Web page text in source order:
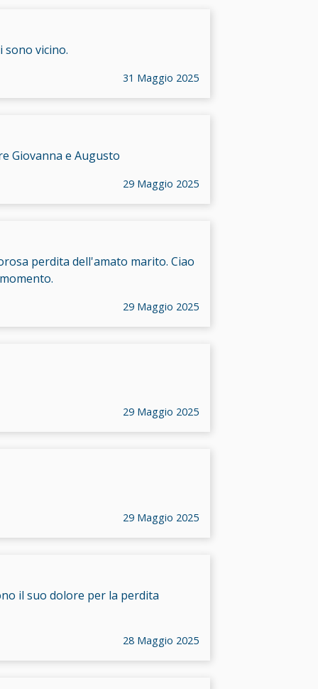
sono vicino.
31 Maggio 2025
Giovanna e Augusto
29 Maggio 2025
perdita dell'amato marito. Ciao
29 Maggio 2025
29 Maggio 2025
29 Maggio 2025
il suo dolore per la perdita
28 Maggio 2025